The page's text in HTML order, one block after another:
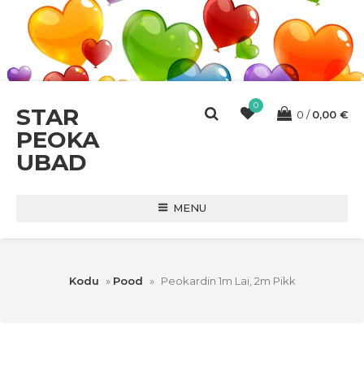
STAR
PEOKA
UBAD
0
0 0,00 €
MENU
Kodu » Pood » Peokardin 1m Lai, 2m Pikk